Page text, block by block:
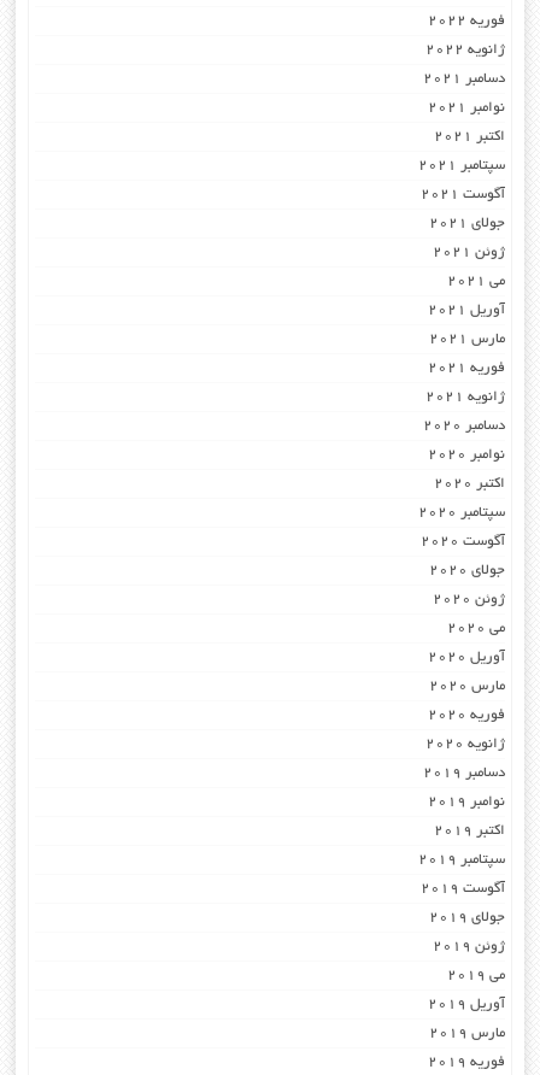
فوریه 2022
ژانویه 2022
دسامبر 2021
نوامبر 2021
اکتبر 2021
سپتامبر 2021
آگوست 2021
جولای 2021
ژوئن 2021
می 2021
آوریل 2021
مارس 2021
فوریه 2021
ژانویه 2021
دسامبر 2020
نوامبر 2020
اکتبر 2020
سپتامبر 2020
آگوست 2020
جولای 2020
ژوئن 2020
می 2020
آوریل 2020
مارس 2020
فوریه 2020
ژانویه 2020
دسامبر 2019
نوامبر 2019
اکتبر 2019
سپتامبر 2019
آگوست 2019
جولای 2019
ژوئن 2019
می 2019
آوریل 2019
مارس 2019
فوریه 2019